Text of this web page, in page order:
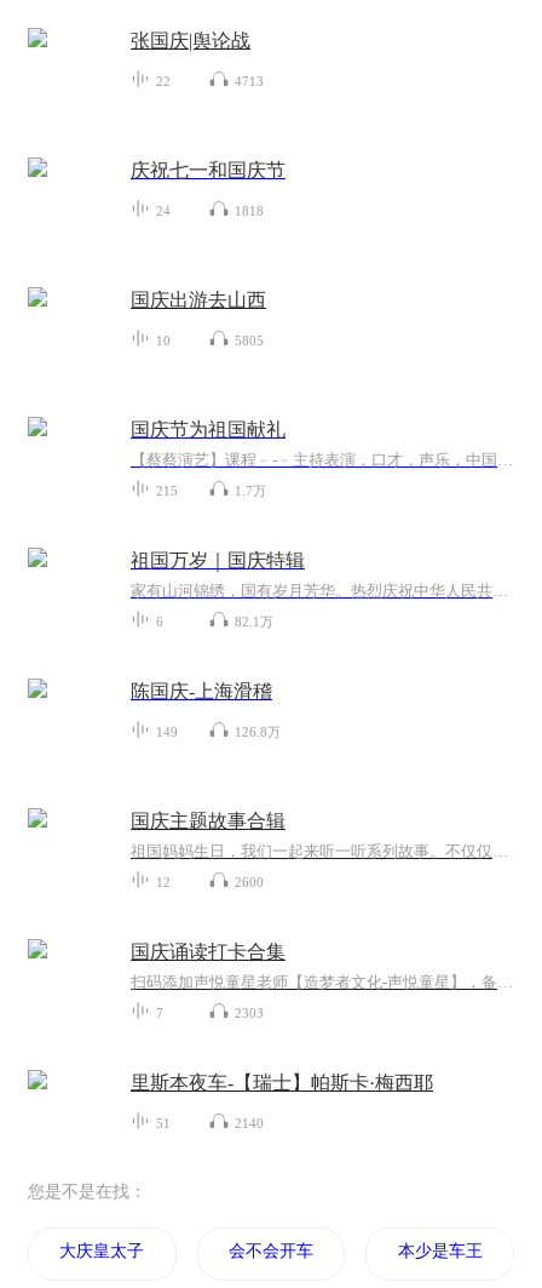
张国庆|舆论战
22 4713
庆祝七一和国庆节
24 1818
国庆出游去山西
10 5805
国庆节为祖国献礼
【蔡蔡演艺】课程﹣-﹣主持表演，口才，声乐，中国舞，民族舞。独特的小舞台，专业的录音棚，每一位同学都能成为优秀的小明星。独特的教学模式，轻松上课，快乐学习！知名主持人，舞蹈家，高级教师任职授课！江南总校：河沟街42号三楼 18545856430江北分校...
215 1.7万
祖国万岁｜国庆特辑
家有山河锦绣，国有岁月芳华。热烈庆祝中华人民共和国成立73周年！
6 82.1万
陈国庆-上海滑稽
149 126.8万
国庆主题故事合辑
祖国妈妈生日，我们一起来听一听系列故事。不仅仅有《我的祖国》，还有红军故事，也有关于战争的故事，让大家体会到和平年代的不易。
12 2600
国庆诵读打卡合集
扫码添加声悦童星老师【造梦者文化-声悦童星】，备注“诵读打卡”报名，已添加好友的，直接发送“诵读打卡”报名，报名成功后进入社群。
7 2303
里斯本夜车-【瑞士】帕斯卡·梅西耶
51 2140
您是不是在找：
大庆皇太子 会不会开车啊 本少是车王